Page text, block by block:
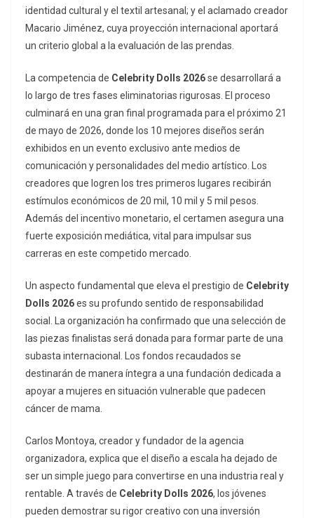
identidad cultural y el textil artesanal; y el aclamado creador
Macario Jiménez, cuya proyección internacional aportará
un criterio global a la evaluación de las prendas.
La competencia de Celebrity Dolls 2026se desarrollará a
lo largo de tres fases eliminatorias rigurosas. El proceso
culminará en una gran final programada para el próximo 21
de mayo de 2026, donde los 10 mejores diseños serán
exhibidos en un evento exclusivo ante medios de
comunicación y personalidades del medio artístico. Los
creadores que logren los tres primeros lugares recibirán
estímulos económicos de 20 mil, 10 mil y 5 mil pesos.
Además del incentivo monetario, el certamen asegura una
fuerte exposición mediática, vital para impulsar sus
carreras en este competido mercado.
Un aspecto fundamental que eleva el prestigio de Celebrity
Dolls 2026es su profundo sentido de responsabilidad
social. La organización ha confirmado que una selección de
las piezas finalistas será donada para formar parte de una
subasta internacional. Los fondos recaudados se
destinarán de manera íntegra a una fundación dedicada a
apoyar a mujeres en situación vulnerable que padecen
cáncer de mama.
Carlos Montoya, creador y fundador de la agencia
organizadora, explica que el diseño a escala ha dejado de
ser un simple juego para convertirse en una industria real y
rentable. A través de Celebrity Dolls 2026, los jóvenes
pueden demostrar su rigor creativo con una inversión